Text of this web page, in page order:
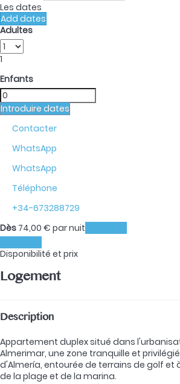
Les dates
Add dates
Adultes
1
Enfants
Introduire dates
Contacter
WhatsApp
WhatsApp
Téléphone
+34-673288729
Dès 74,00 € par nuit
Disponibilité et prix
Logement
Description
Appartement duplex situé dans
Almerimar, une zone tranquille et
d'Almería, entourée de terrains de golf et
de la plage et de la marina.